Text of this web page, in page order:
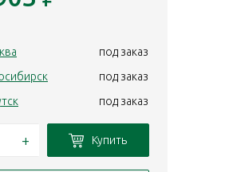
под заказ
под заказ
под заказ
+ Купить